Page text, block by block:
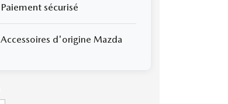
Paiement sécurisé
Accessoires d'origine Mazda